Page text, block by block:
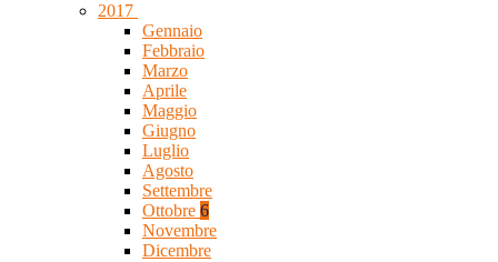
2017
Gennaio
Febbraio
Marzo
Aprile
Maggio
Giugno
Luglio
Agosto
Settembre
Ottobre 6
Novembre
Dicembre